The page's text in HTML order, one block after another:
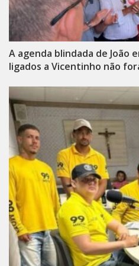
A agenda blindada de João
ligados a Vicentinho não